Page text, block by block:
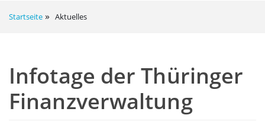
Startseite Aktuelles
Infotage der Thüringer
Finanzverwaltung